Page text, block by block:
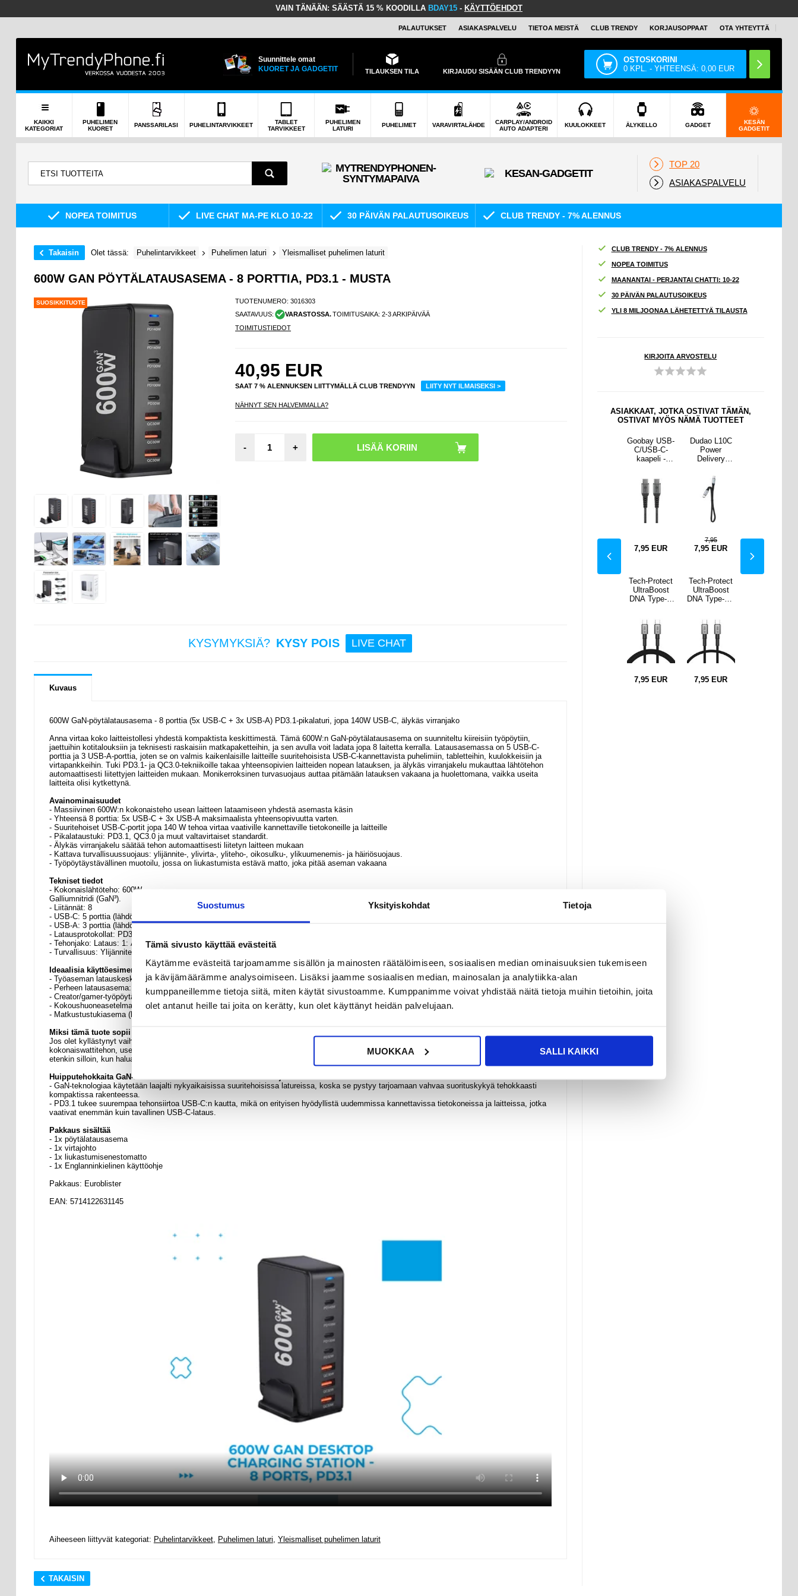
Suostumus Yksityiskohdat Tietoja
Tämä sivusto käyttää evästeitä
Käytämme evästeitä tarjoamamme sisällön ja mainosten räätälöimiseen, sosiaalisen median ominaisuuksien tukemiseen
ja kävijämäärämme analysoimiseen. Lisäksi jaamme sosiaalisen median, mainosalan ja analytiikka-alan
kumppaneillemme tietoja siitä, miten käytät sivustoamme. Kumppanimme voivat yhdistää näitä tietoja muihin tietoihin, joita
olet antanut heille tai joita on kerätty, kun olet käyttänyt heidän palvelujaan.
MUOKKAA SALLI KAIKKI
VAIN TÄNÄÄN: SÄÄSTÄ 15 % KOODILLA BDAY15 - KÄYTTÖEHDOT
PALAUTUKSET ASIAKASPALVELU TIETOA MEISTÄ CLUB TRENDY KORJAUSOPPAAT OTA YHTEYTTÄ
Suunnittele omat
KUORET JA GADGETIT
TILAUKSEN TILA KIRJAUDU SISÄÄN CLUB TRENDYYN
OSTOSKORINI
0 KPL. - YHTEENSÄ:0,00 EUR
KAIKKI
KATEGORIAT
PUHELIMEN
KUORET
PANSSARILASI PUHELINTARVIKKEET
TABLET
TARVIKKEET
PUHELIMEN
LATURI
PUHELIMET VARAVIRTALÄHDE
CARPLAY/ANDROID
AUTO ADAPTERI
KUULOKKEET ÄLYKELLO GADGET
KESÄN
GADGETIT
TOP 20
ASIAKASPALVELU
NOPEA TOIMITUS LIVE CHAT MA-PE KLO 10-22 30 PÄIVÄN PALAUTUSOIKEUS CLUB TRENDY - 7% ALENNUS
Takaisin Olet tässä: Puhelintarvikkeet Puhelimen laturi Yleismalliset puhelimen laturit
600W GAN PÖYTÄLATAUSASEMA - 8 PORTTIA, PD3.1 - MUSTA
SUOSIKKITUOTE TUOTENUMERO:3016303
SAATAVUUS:
VARASTOSSA.TOIMITUSAIKA: 2-3 ARKIPÄIVÄÄ
TOIMITUSTIEDOT
40,95 EUR
SAAT 7 % ALENNUKSEN LIITTYMÄLLÄ CLUB TRENDYYN LIITY NYT ILMAISEKSI >
NÄHNYT SEN HALVEMMALLA?
- +
KYSYMYKSIÄ? KYSY POIS LIVE CHAT
Kuvaus
600W GaN-pöytälatausasema - 8 porttia (5x USB-C + 3x USB-A) PD3.1-pikalaturi, jopa 140W USB-C, älykäs virranjako
Anna virtaa koko laitteistollesi yhdestä kompaktista keskittimestä. Tämä 600W:n GaN-pöytälatausasema on suunniteltu kiireisiin työpöytiin,
jaettuihin kotitalouksiin ja teknisesti raskaisiin matkapaketteihin, ja sen avulla voit ladata jopa 8 laitetta kerralla. Latausasemassa on 5 USB-C-
porttia ja 3 USB-A-porttia, joten se on valmis kaikenlaisille laitteille suuritehoisista USB-C-kannettavista puhelimiin, tabletteihin, kuulokkeisiin ja
virtapankkeihin. Tuki PD3.1- ja QC3.0-tekniikoille takaa yhteensopivien laitteiden nopean latauksen, ja älykäs virranjakelu mukauttaa lähtötehon
automaattisesti liitettyjen laitteiden mukaan. Monikerroksinen turvasuojaus auttaa pitämään latauksen vakaana ja huolettomana, vaikka useita
laitteita olisi kytkettynä.
Avainominaisuudet
- Massiivinen 600W:n kokonaisteho usean laitteen lataamiseen yhdestä asemasta käsin
- Yhteensä 8 porttia: 5x USB-C + 3x USB-A maksimaalista yhteensopivuutta varten.
- Suuritehoiset USB-C-portit jopa 140 W tehoa virtaa vaativille kannettaville tietokoneille ja laitteille
- Pikalataustuki: PD3.1, QC3.0 ja muut valtavirtaiset standardit.
- Älykäs virranjakelu säätää tehon automaattisesti liitetyn laitteen mukaan
- Kattava turvallisuussuojaus: ylijännite-, ylivirta-, yliteho-, oikosulku-, ylikuumenemis- ja häiriösuojaus.
- Työpöytäystävällinen muotoilu, jossa on liukastumista estävä matto, joka pitää aseman vakaana
Tekniset tiedot
- Kokonaislähtöteho: 600W
Galliumnitridi (GaN³).
- Liitännät: 8
- USB-C: 5 porttia (lähdöt: 2x 140W, 2x 100W, 1x 30W)
- USB-A: 3 porttia (lähdöt: 3x 30W)
- Latausprotokollat: PD3.1, QC3.0 (ja muut valtavirran pikalatausstandardit).
- Tehonjako: Lataus: 1: Älykäs mukautuva jakelu
- Turvallisuus: Ylijännite-, ylivirta-, yliteho-, oikosulku-, lämpötila- ja häiriösuojaus.
Ideaalisia käyttöesimerkkejä
- Työaseman latauskeskitin: virtaa kannettavalle tietokoneelle (jopa 140 W) ja lataa samalla puhelinta, tablettia, kuulokkeita ja virtapankkia.
- Perheen latausasema: yksi siisti ratkaisu useille puhelimille ja tableteille samassa huoneessa
- Creator/gamer-työpöytä: lataa kannettava tietokone + tabletti + lisävarusteet täyttämättä jokaista seinäpistorasiaa.
- Kokoushuoneasetelma: pidä useat laitteet valmiina esityksiä ja pitkiä työpäiviä varten.
- Matkustustukiasema (hotelli/toimisto): yksi laturi kaikkeen, vähemmän adaptereita mukaan pakattaviksi
Miksi tämä tuote sopii täydellisesti ostettavaksi
Jos olet kyllästynyt vaihtamaan kaapeleita ja metsästämään ylimääräisiä pistorasioita, tämä laturi yksinkertaistaa kaiken. Erittäin suuren
kokonaiswattitehon, useiden suuritehoisten USB-C-porttien ja älykkään virranjaon yhdistelmä tekee siitä ihanteellisen nykyaikaisille laitteille -
etenkin silloin, kun haluat ladata useita kohteita nopeasti ja turvallisesti samassa paikassa.
Huipputehokkaita GaN-latureita koskevia mielenkiintoisia faktoja
- GaN-teknologiaa käytetään laajalti nykyaikaisissa suuritehoisissa latureissa, koska se pystyy tarjoamaan vahvaa suorituskykyä tehokkaasti
kompaktissa rakenteessa.
- PD3.1 tukee suurempaa tehonsiirtoa USB-C:n kautta, mikä on erityisen hyödyllistä uudemmissa kannettavissa tietokoneissa ja laitteissa, jotka
vaativat enemmän kuin tavallinen USB-C-lataus.
Pakkaus sisältää
- 1x pöytälatausasema
- 1x virtajohto
- 1x liukastumisenestomatto
- 1x Englanninkielinen käyttöohje
Pakkaus: Euroblister
EAN: 5714122631145
Aiheeseen liittyvät kategoriat: Puhelintarvikkeet, Puhelimen laturi, Yleismalliset puhelimen laturit
TAKAISIN
CLUB TRENDY - 7% ALENNUS
NOPEA TOIMITUS
MAANANTAI - PERJANTAI CHATTI: 10-22
30 PÄIVÄN PALAUTUSOIKEUS
YLI 8 MILJOONAA LÄHETETTYÄ TILAUSTA
KIRJOITA ARVOSTELU
ASIAKKAAT, JOTKA OSTIVAT TÄMÄN,
OSTIVAT MYÖS NÄMÄ TUOTTEET
Goobay USB-
C/USB-C-
kaapeli -
tähtiharmaa /
hopea
7,95 EUR
Tech-Protect
UltraBoost
DNA Type-C
100cm -
raudanharma
7,95 EUR
Dudao L10C
Power
Delivery
kaapeli -
100W
pikalataus,
0.23m -
musta
7,95
7,95 EUR
Tech-Protect
UltraBoost
DNA Type-C -
50cm -
raudanharma
7,95 EUR